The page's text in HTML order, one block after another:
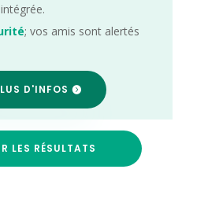
intégrée.
; vos amis sont alertés
D'INFOS
LES RÉSULTATS